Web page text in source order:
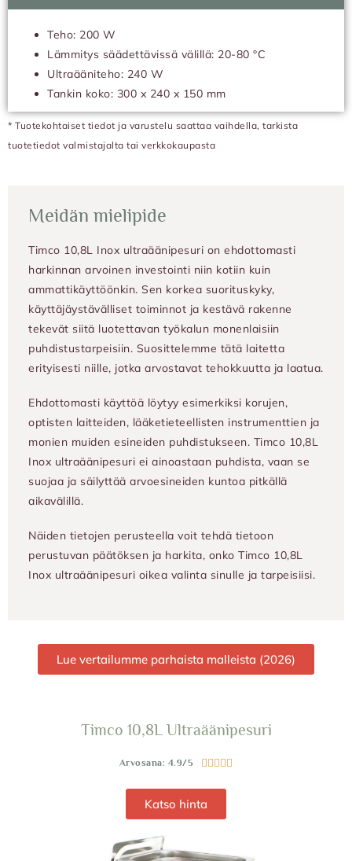
Teho: 200 W
Lämmitys säädettävissä välillä: 20-80 °C
Ultraääniteho: 240 W
Tankin koko: 300 x 240 x 150 mm
* Tuotekohtaiset tiedot ja varustelu saattaa vaihdella, tarkista
tuotetiedot valmistajalta tai verkkokaupasta
Meidän mielipide
Timco 10,8L Inox ultraäänipesuri on ehdottomasti
harkinnan arvoinen investointi niin kotiin kuin
ammattikäyttöönkin. Sen korkea suorituskyky,
käyttäjäystävälliset toiminnot ja kestävä rakenne
tekevät siitä luotettavan työkalun monenlaisiin
puhdistustarpeisiin. Suosittelemme tätä laitetta
erityisesti niille, jotka arvostavat tehokkuutta ja laatua.
Ehdottomasti käyttöä löytyy esimerkiksi korujen,
optisten laitteiden, lääketieteellisten instrumenttien ja
monien muiden esineiden puhdistukseen. Timco 10,8L
Inox ultraäänipesuri ei ainoastaan puhdista, vaan se
suojaa ja säilyttää arvoesineiden kuntoa pitkällä
aikavälillä.
Näiden tietojen perusteella voit tehdä tietoon
perustuvan päätöksen ja harkita, onko Timco 10,8L
Inox ultraäänipesuri oikea valinta sinulle ja tarpeisiisi.
Lue vertailumme parhaista malleista (2026)
Timco 10,8L Ultraäänipesuri
Arvosana: 4.9/5     
Katso hinta